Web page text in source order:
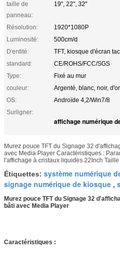
taille de
panneau:
19", 22", 32"
Résolution:
1920*1080P
Luminosité:
500cm/d
D'entité:
TFT, kiosque d'écran
standard:
CE/ROHS/FCC/SGS
Type:
Fixé au mur
couleur:
Argenté, blanc, noir,
OS:
Androïde 4,2/Win7/8
Surligner:
affichage numérique
Murez pouce TFT du Signage 32
avec Media Player Caractéristiques :
l'affichage à cristaux liquides 22Inch
Étiquettes: système numérique
signage numérique de kiosque ,
Murez pouce TFT du Signage 32
bâti avec Media Player
Caractéristiques :